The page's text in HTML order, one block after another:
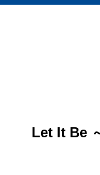
Let It Be